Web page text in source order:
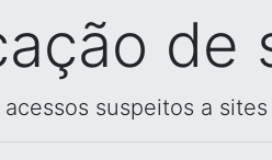
de
suspeitos a